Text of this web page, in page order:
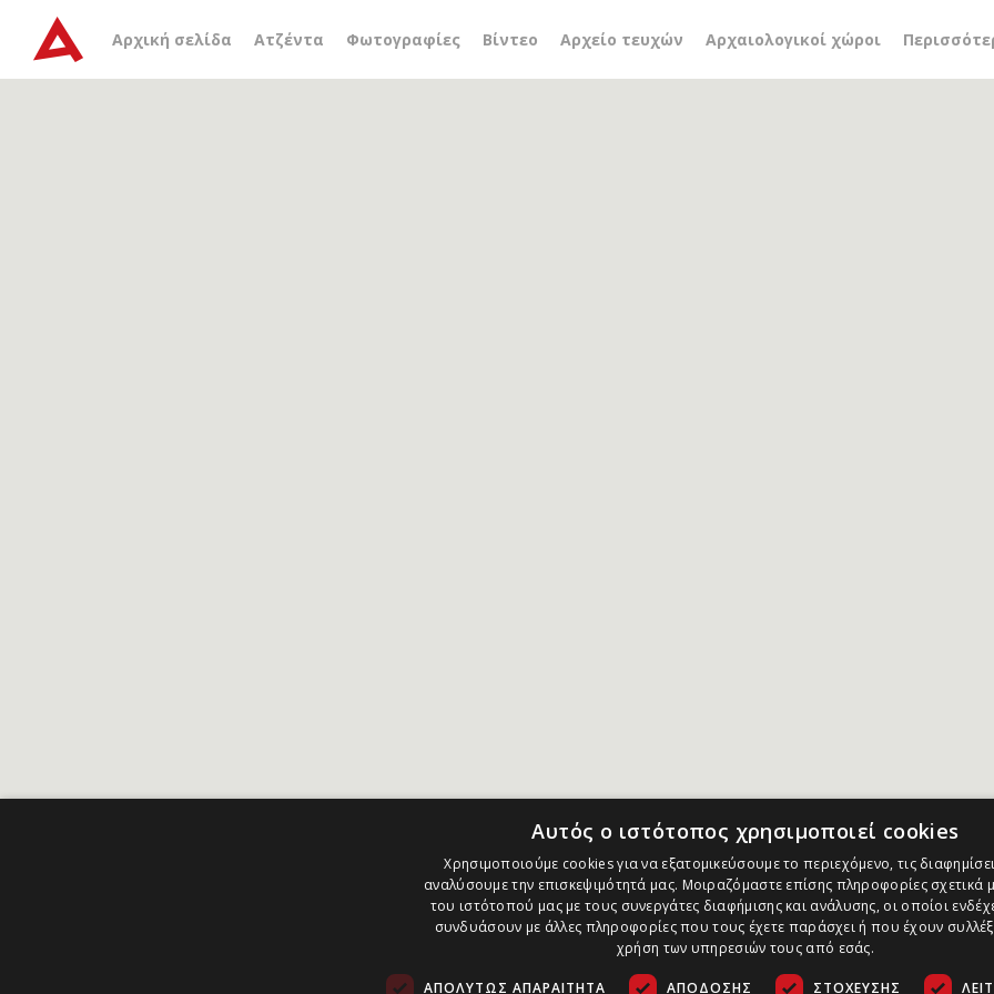
Αρχική σελίδα Ατζέντα Φωτογραφίες Βίντεο Αρχείο τευχών Αρχαιολογικοί χώροι
Αρχείο ετικέτας Σχολή Τεχνών και Επαγγελμάτων
Αυτός ο ιστότοπος χρησιμοποιεί cookies
Χρησιμοποιούμε cookies για να εξατομικεύσουμε το περιεχόμενο, τις
αναλύσουμε την επισκεψιμότητά μας. Μοιραζόμαστε επίσης πληροφορίες σχετικά
του ιστότοπού μας με τους συνεργάτες διαφήμισης και ανάλυσης, οι οποίοι
συνδυάσουν με άλλες πληροφορίες που τους έχετε παράσχει ή που έχουν
χρήση των υπηρεσιών τους από εσάς.
ΑΠΟΛΎΤΩΣ ΑΠΑΡΑΊΤΗΤΑ ΑΠΌΔΟΣΗΣ ΣΤΌΧΕΥΣΗΣ